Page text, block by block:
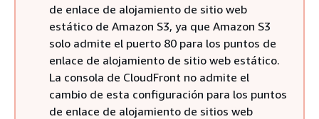
de enlace de alojamiento de sitio web
estático de Amazon S3, ya que Amazon S3
solo admite el puerto 80 para los puntos de
enlace de alojamiento de sitio web estático.
La consola de CloudFront no admite el
cambio de esta configuración para los puntos
de enlace de alojamiento de sitios web